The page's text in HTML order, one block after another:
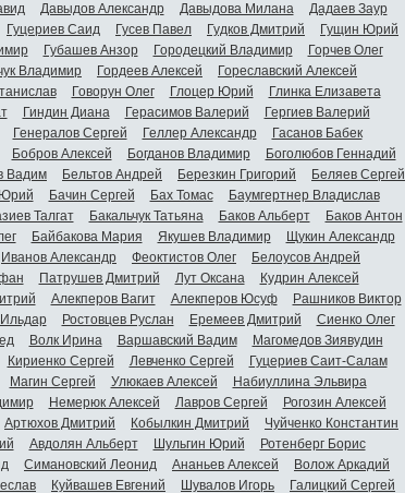
Давыдов Александр Давыдова Милана
Дадаев Заур
Гуцериев Саид Гусев Павел Гудков Дмитрий
Гущин Юрий
Губашев Анзор Городецкий Владимир
Горчев Олег
Владимир Гордеев Алексей
Гореславский Алексей
Говорун Олег Глоцер Юрий
Глинка Елизавета
Гиндин Диана Герасимов Валерий
Гергиев Валерий
Генералов Сергей Геллер Александр
Гасанов Бабек
Бобров Алексей Богданов Владимир
Боголюбов Геннадий
Вадим Бельтов Андрей Березкин Григорий
Беляев Сергей
Бачин Сергей Бах Томас
Баумгертнер Владислав
Талгат Бакальчук Татьяна Баков Альберт
Баков Антон
Байбакова Мария Якушев Владимир
Щукин Александр
Иванов Александр Феоктистов Олег
Белоусов Андрей
Патрушев Дмитрий Лут Оксана
Кудрин Алексей
Алекперов Вагит Алекперов Юсуф
Рашников Виктор
Ростовцев Руслан Еремеев Дмитрий
Сиенко Олег
Волк Ирина Варшавский Вадим
Магомедов Зиявудин
Кириенко Сергей Левченко Сергей
Гуцериев Саит-Салам
Магин Сергей Улюкаев Алексей
Набиуллина Эльвира
Немерюк Алексей Лавров Сергей
Рогозин Алексей
Артюхов Дмитрий Кобылкин Дмитрий
Чуйченко Константин
Авдолян Альберт Шульгин Юрий
Ротенберг Борис
Симановский Леонид Ананьев Алексей
Волож Аркадий
Куйвашев Евгений Шувалов Игорь Галицкий Сергей